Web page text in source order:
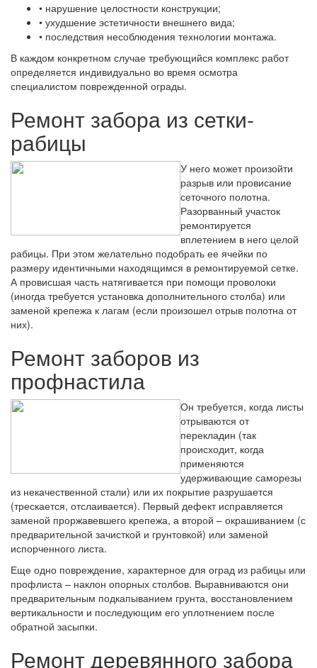
• нарушение целостности конструкции;
• ухудшение эстетичности внешнего вида;
• последствия несоблюдения технологии монтажа.
В каждом конкретном случае требующийся комплекс работ
определяется индивидуально во время осмотра
специалистом поврежденной ограды.
Ремонт забора из сетки-
рабицы
У него может произойти
разрыв или провисание
сеточного полотна.
Разорванный участок
ремонтируется
вплетением в него целой
рабицы. При этом желательно подобрать ее ячейки по
размеру идентичными находящимся в ремонтируемой сетке.
А провисшая часть натягивается при помощи проволоки
(иногда требуется установка дополнительного столба) или
заменой крепежа к лагам (если произошел отрыв полотна от
них).
Ремонт заборов из
профнастила
Он требуется, когда листы
отрываются от
перекладин (так
происходит, когда
применяются
удерживающие саморезы
из некачественной стали) или их покрытие разрушается
(трескается, отслаивается). Первый дефект исправляется
заменой проржавевшего крепежа, а второй – окрашиванием (с
предварительной зачисткой и грунтовкой) или заменой
испорченного листа.
Еще одно повреждение, характерное для оград из рабицы или
профлиста – наклон опорных столбов. Выравниваются они
предварительным подкапыванием грунта, восстановлением
вертикальности и последующим его уплотнением после
обратной засыпки.
Ремонт деревянного забора